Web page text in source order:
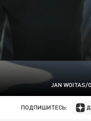
JAN WOITAS/
ПОДПИШИТЕСЬ: